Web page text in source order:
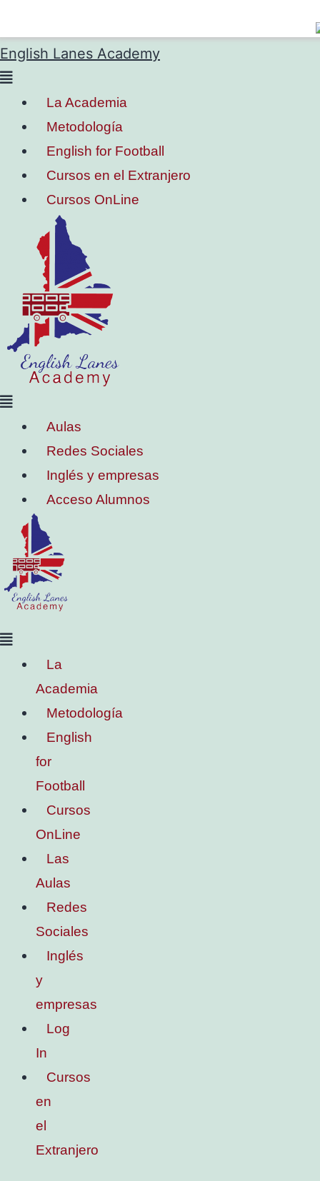
English Lanes Academy
La Academia
Metodología
English for Football
Cursos en el Extranjero
Cursos OnLine
Aulas
Redes Sociales
Inglés y empresas
Acceso Alumnos
La
Academia
Metodología
English
for
Football
Cursos
OnLine
Las
Aulas
Redes
Sociales
Inglés
y
empresas
Log
In
Cursos
en
el
Extranjero